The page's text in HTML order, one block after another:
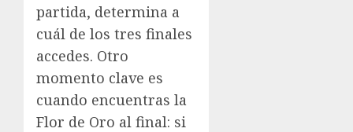
partida, determina a
cuál de los tres finales
accedes. Otro
momento clave es
cuando encuentras la
Flor de Oro al final: si